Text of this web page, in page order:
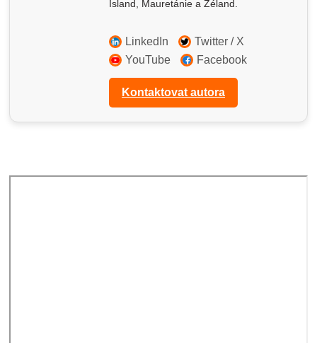
Island, Mauretánie a Zéland.
LinkedIn
Twitter / X
YouTube
Facebook
Kontaktovat autora